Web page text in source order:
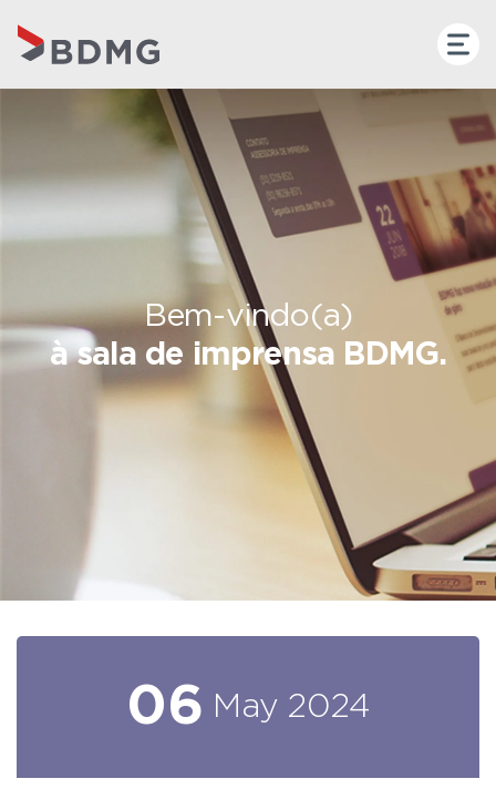
Bem-vindo(a)
à sala de imprensa BDMG.
06 May 2024